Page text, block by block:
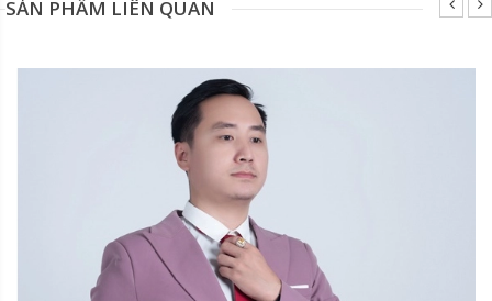
SẢN PHẨM LIÊN QUAN